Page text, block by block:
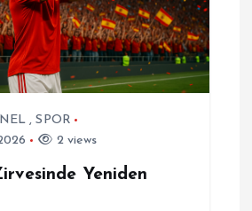
,SPOR
2 views
Yeniden